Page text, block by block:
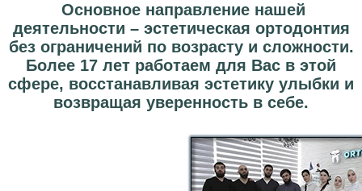
Основное направление нашей
деятельности – эстетическая ортодонтия
без ограничений по возрасту и сложности.
Более 17 лет работаем для Вас в этой
сфере, восстанавливая эстетику улыбки и
возвращая уверенность в себе.